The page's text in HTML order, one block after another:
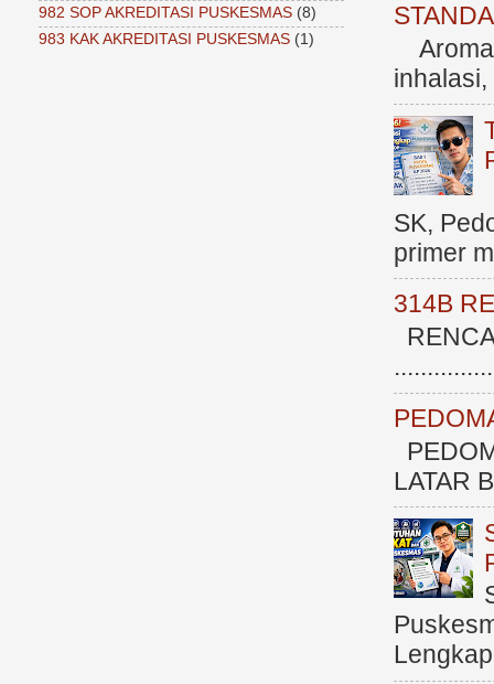
SK,
primer
314B
LATAR
982 SOP AKREDITASI PUSKESMAS (8)
983 KAK AKREDITASI PUSKESMAS (1)